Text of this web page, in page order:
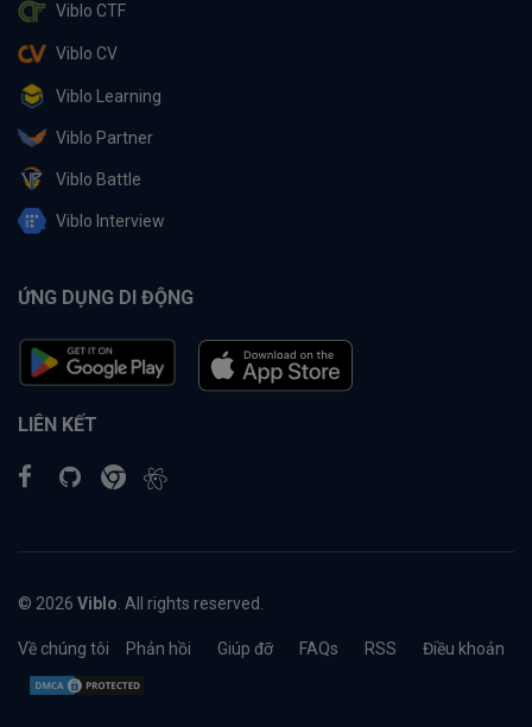
Viblo CTF
Viblo CV
Viblo Learning
Viblo Partner
Viblo Battle
Viblo Interview
ỨNG DỤNG DI ĐỘNG
LIÊN KẾT
© 2026 Viblo . All rights reserved.
Về chúng tôi Phản hồi Giúp đỡ FAQs RSS Điều khoản